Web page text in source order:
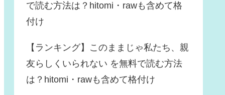
で読む方法は？hitomi・rawも含めて格
付け
【ランキング】このままじゃ私たち、親
友らしくいられない を無料で読む方法
は？hitomi・rawも含めて格付け